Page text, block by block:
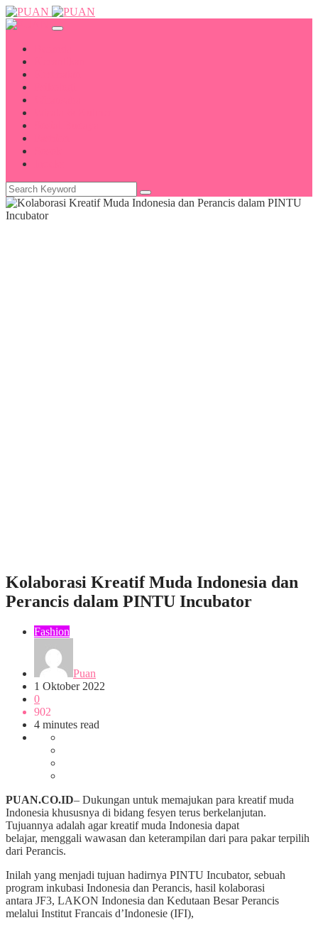
Kolaborasi Kreatif Muda Indonesia dan
Perancis dalam PINTU Incubator
Fashion
Puan
1 Oktober 2022
0
902
4 minutes read
PUAN.CO.ID– Dukungan untuk memajukan para kreatif muda
Indonesia khususnya di bidang fesyen terus berkelanjutan.
Tujuannya adalah agar kreatif muda Indonesia dapat
belajar, menggali wawasan dan keterampilan dari para pakar terpilih
dari Perancis.
Inilah yang menjadi tujuan hadirnya PINTU Incubator, sebuah
program inkubasi Indonesia dan Perancis, hasil kolaborasi
antara JF3, LAKON Indonesia dan Kedutaan Besar Perancis
melalui Institut Francais d’Indonesie (IFI),